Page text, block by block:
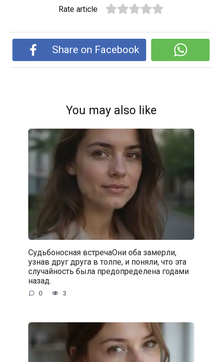
Rate article
Share on Facebook
You may also like
Судьбоносная встречаОни оба замерли,
узнав друг друга в толпе, и поняли, что эта
случайность была предопределена годами
назад.
0 3